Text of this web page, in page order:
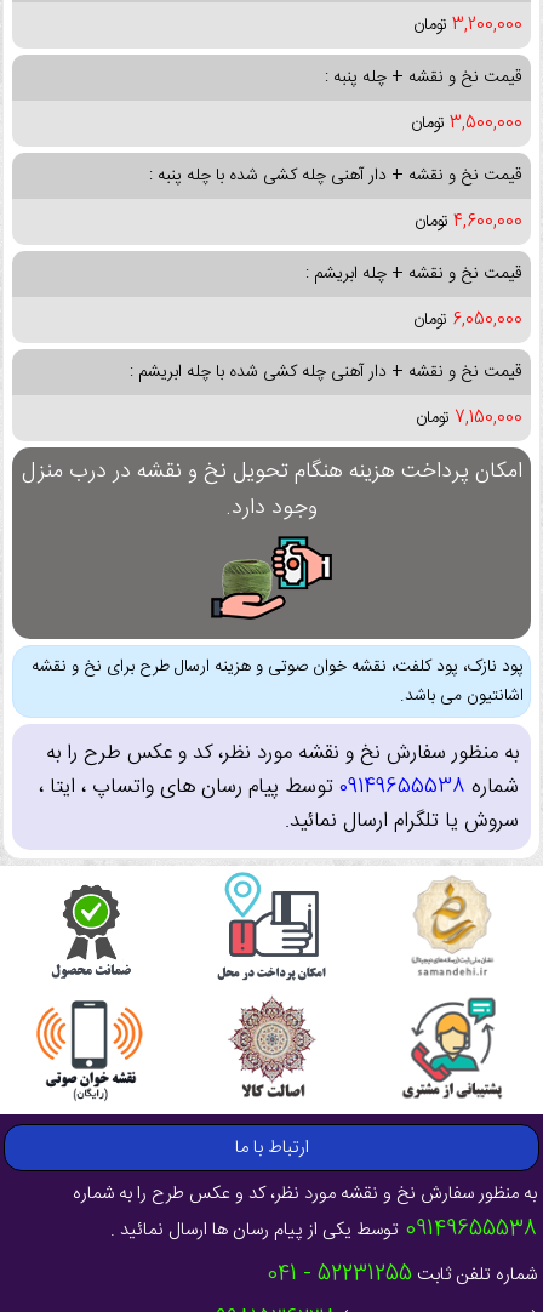
3,200,000 تومان
قیمت نخ و نقشه + چله پنبه :
3,500,000 تومان
قیمت نخ و نقشه + دار آهنی چله کشی شده با چله پنبه :
4,600,000 تومان
قیمت نخ و نقشه + چله ابریشم :
6,050,000 تومان
قیمت نخ و نقشه + دار آهنی چله کشی شده با چله ابریشم :
7,150,000 تومان
امکان پرداخت هزینه هنگام تحویل نخ و نقشه در درب منزل
وجود دارد.
پود نازک، پود کلفت، نقشه خوان صوتی و هزینه ارسال طرح برای نخ و نقشه
اشانتیون می باشد.
به منظور سفارش نخ و نقشه مورد نظر، کد و عکس طرح را به
شماره 09149655538توسط پیام رسان های واتساپ ، ایتا ،
سروش یا تلگرام ارسال نمائید.
ارتباط با ما
به منظور سفارش نخ و نقشه مورد نظر، کد و عکس طرح را به شماره
09149655538 توسط یکی از پیام رسان ها ارسال نمائید .
شماره تلفن ثابت 52231255 - 041